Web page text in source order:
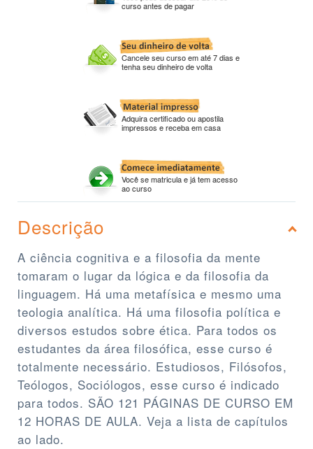
curso antes de pagar
Cancele seu curso em até 7 dias e
tenha seu dinheiro de volta
Adquira certificado ou apostila
impressos e receba em casa
Você se matricula e já tem acesso
ao curso
Descrição
A ciência cognitiva e a filosofia da mente
tomaram o lugar da lógica e da filosofia da
linguagem. Há uma metafísica e mesmo uma
teologia analítica. Há uma filosofia política e
diversos estudos sobre ética. Para todos os
estudantes da área filosófica, esse curso é
totalmente necessário. Estudiosos, Filósofos,
Teólogos, Sociólogos, esse curso é indicado
para todos. SÃO 121 PÁGINAS DE CURSO EM
12 HORAS DE AULA. Veja a lista de capítulos
ao lado.